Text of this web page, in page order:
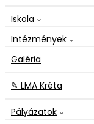
Iskola
Intézmények
Galéria
✎ LMA Kréta
Pályázatok